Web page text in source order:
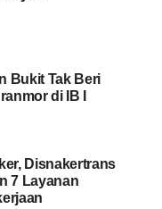
Bukit Tak Beri
di IB I
Disnakertrans
7 Layanan